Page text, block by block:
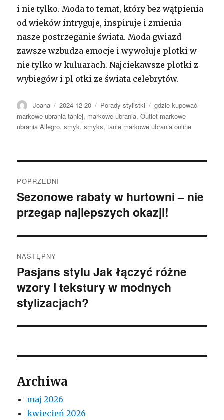
i nie tylko. Moda to temat, który bez wątpienia
od wieków intryguje, inspiruje i zmienia
nasze postrzeganie świata. Moda gwiazd
zawsze wzbudza emocje i wywołuje plotki w
nie tylko w kuluarach. Najciekawsze plotki z
wybiegów i pl otki ze świata celebrytów.
Autor
Joana Opublikowano
2024-12-20 Kategorie
Porady stylistki Tagi
gdzie kupować
markowe ubrania taniej, markowe ubrania,Outlet markowe
ubrania Allegro,smyk,smyks,tanie markowe ubrania online
wpisu
POPRZEDNI
Poprzedni
wpis:
Sezonowe rabaty w hurtowni – nie
przegap najlepszych okazji!
NASTĘPNY
Następny
wpis:
Pasjans stylu Jak łączyć różne
wzory i tekstury w modnych
stylizacjach?
Archiwa
maj 2026
kwiecień 2026